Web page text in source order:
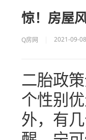
惊！房屋
Q房网 2021-09-
二胎政
个性别
外，有